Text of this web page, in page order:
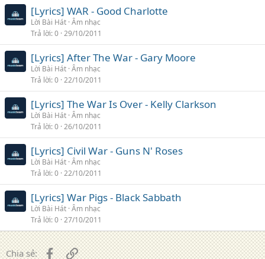
[Lyrics] WAR - Good Charlotte
Lời Bài Hát Âm nhạc
Trả lời 0 29/10/2011
[Lyrics] After The War - Gary Moore
Lời Bài Hát Âm nhạc
Trả lời 0 22/10/2011
[Lyrics] The War Is Over - Kelly Clarkson
Lời Bài Hát Âm nhạc
Trả lời 0 26/10/2011
[Lyrics] Civil War - Guns N' Roses
Lời Bài Hát Âm nhạc
Trả lời 0 22/10/2011
[Lyrics] War Pigs - Black Sabbath
Lời Bài Hát Âm nhạc
Trả lời 0 27/10/2011
Chia sẻ: FacebookLiên kết